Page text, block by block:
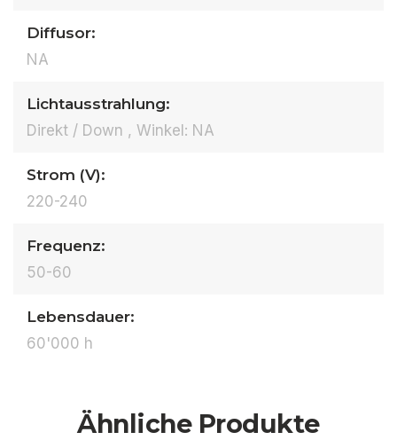
Diffusor:
NA
Lichtausstrahlung:
Direkt / Down , Winkel: NA
Strom (V):
220-240
Frequenz:
50-60
Lebensdauer:
60'000 h
Ähnliche Produkte